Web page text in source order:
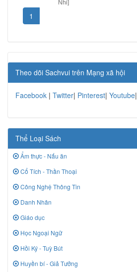
Nhi]
1
Theo dõi Sachvui trên Mạng xã hội
Facebook | Twitter| Pinterest| Youtube|
Thể Loại Sách
Ẩm thực - Nấu ăn
Cổ Tích - Thần Thoại
Công Nghệ Thông Tin
Danh Nhân
Giáo dục
Học Ngoại Ngữ
Hồi Ký - Tuỳ Bút
Huyền bí - Giả Tưởng